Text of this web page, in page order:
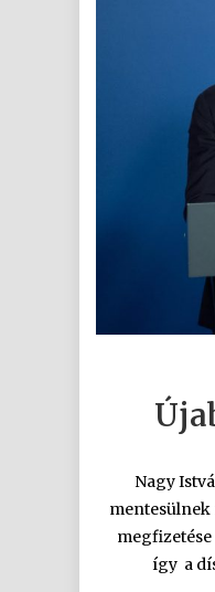
Nagy
mentesülnek
így a